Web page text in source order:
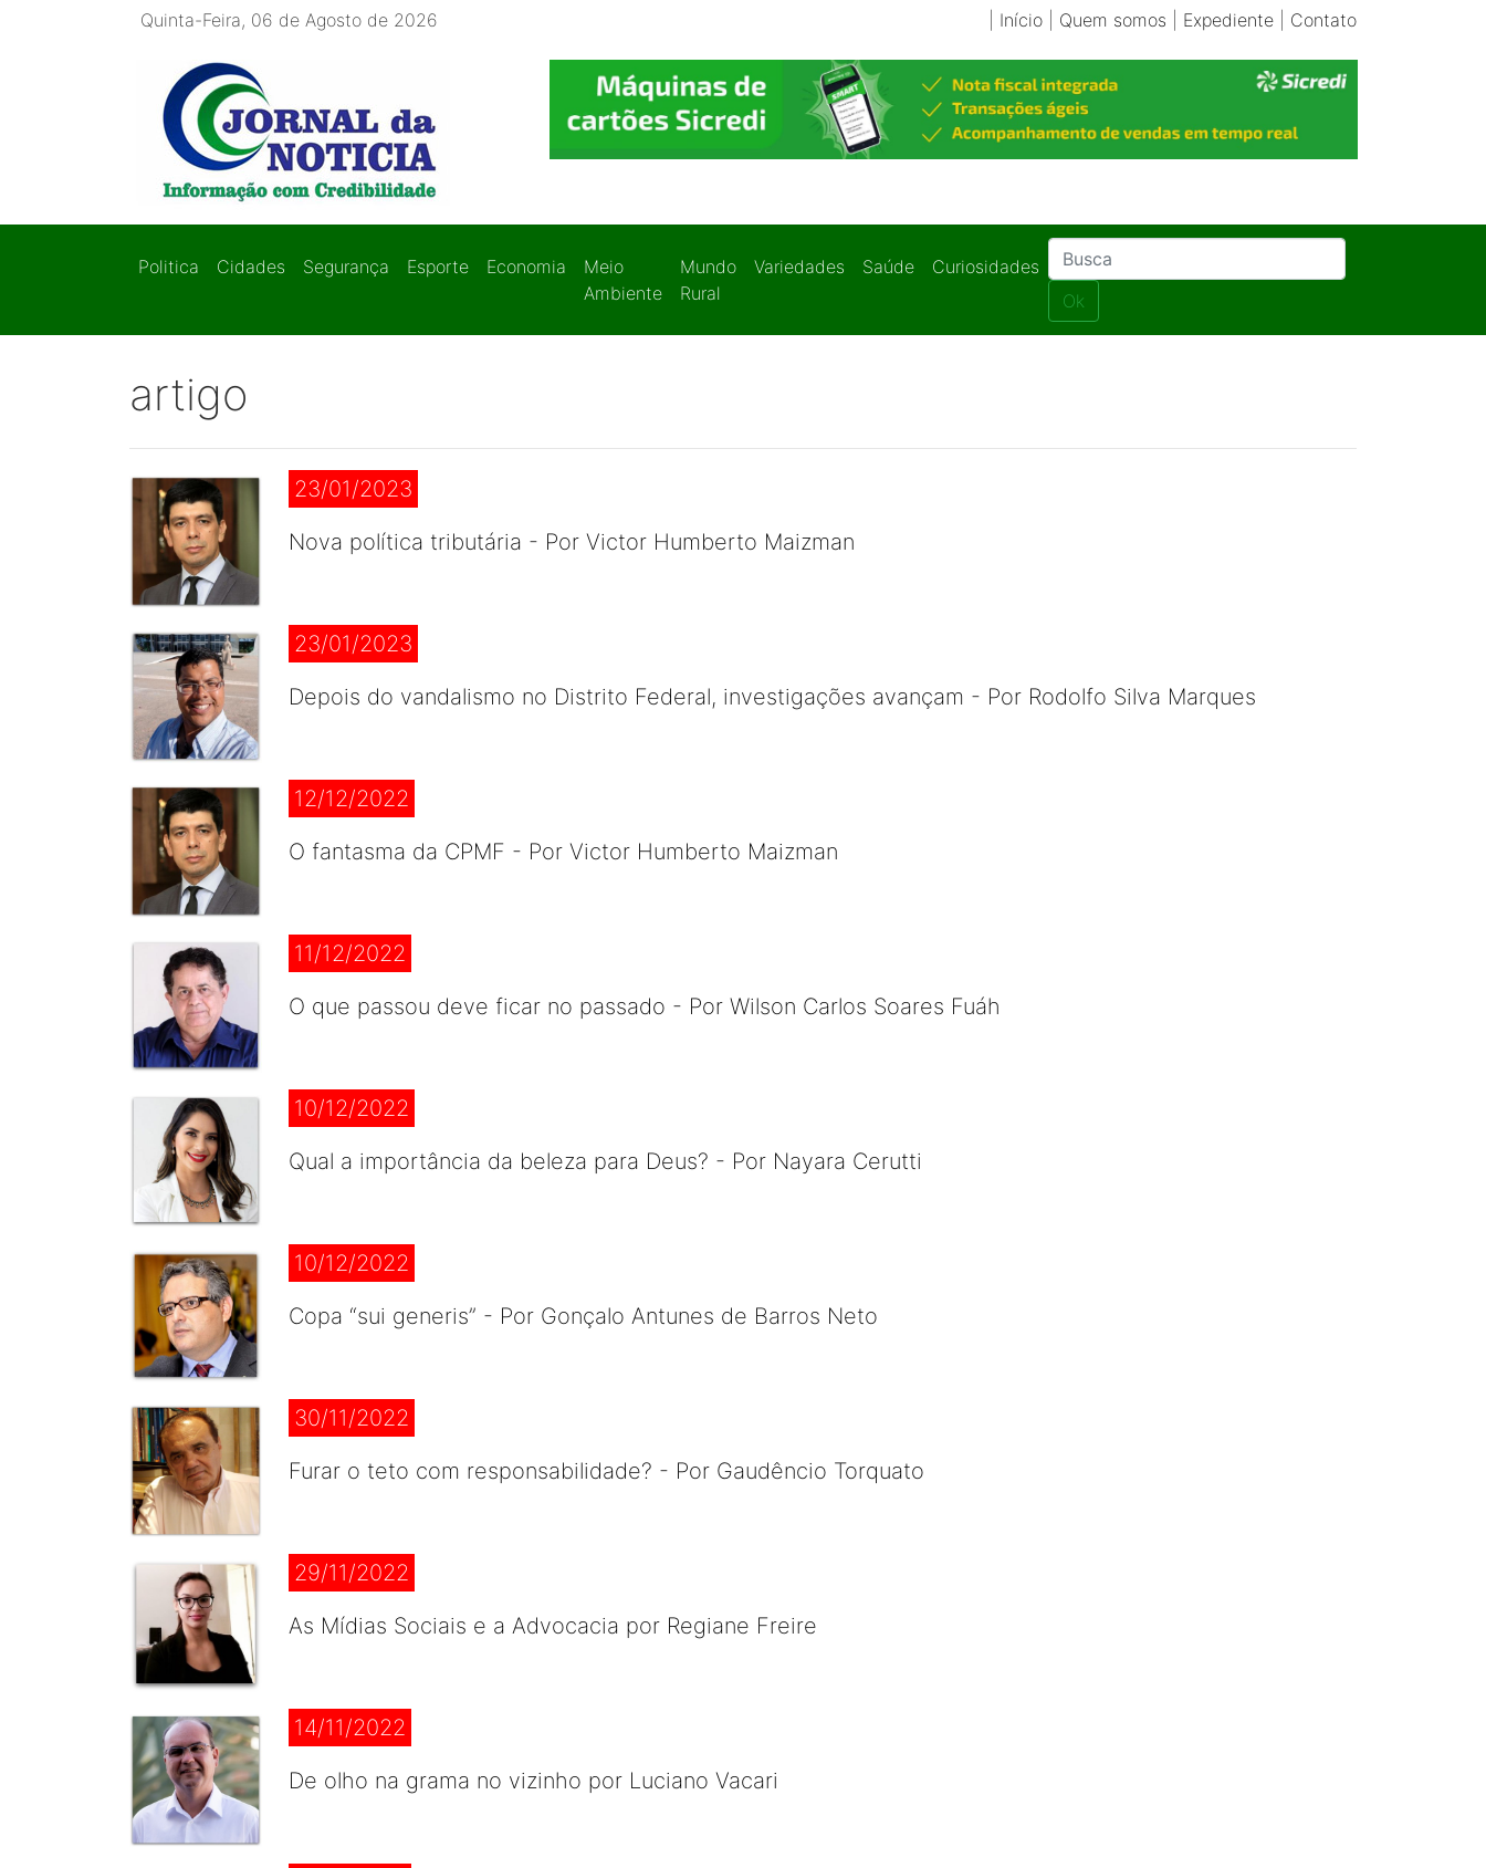
Quinta-Feira, 06 de Agosto de 2026 Início| Quem somos Expediente| Contato
Politica Cidades Segurança Esporte Economia
Meio
Ambiente
Mundo
Rural
Variedades Saúde
Curiosidades
Ok
artigo
23/01/2023
Nova política tributária - Por Victor Humberto Maizman
23/01/2023
Depois do vandalismo no Distrito Federal, investigações avançam - Por Rodolfo Silva Marques
12/12/2022
O fantasma da CPMF - Por Victor Humberto Maizman
11/12/2022
O que passou deve ficar no passado - Por Wilson Carlos Soares Fuáh
10/12/2022
Qual a importância da beleza para Deus? - Por Nayara Cerutti
10/12/2022
Copa “sui generis” - Por Gonçalo Antunes de Barros Neto
30/11/2022
Furar o teto com responsabilidade? - Por Gaudêncio Torquato
29/11/2022
As Mídias Sociais e a Advocacia por Regiane Freire
14/11/2022
De olho na grama no vizinho por Luciano Vacari